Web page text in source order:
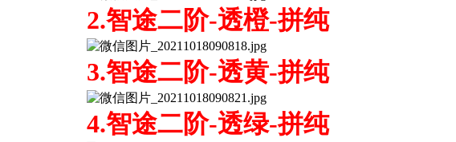
2.智途二阶-透橙-拼纯
3.智途二阶-透黄-拼纯
4.智途二阶-透绿-拼纯